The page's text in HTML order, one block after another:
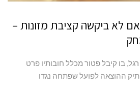
לא ביקשה קציבת מזונות –
בו קיבל פטור מכלל חובותיו פרט
תיק ההוצאה לפועל שפתחה נגדו